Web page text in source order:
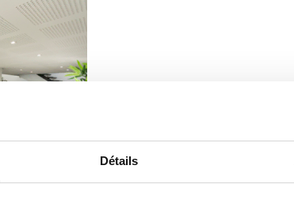
Détails